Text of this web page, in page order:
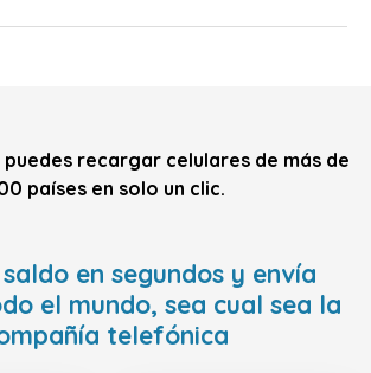
puedes recargar celulares de más de
países en solo un clic.
en segundos y envía
el mundo, sea cual sea la
telefónica